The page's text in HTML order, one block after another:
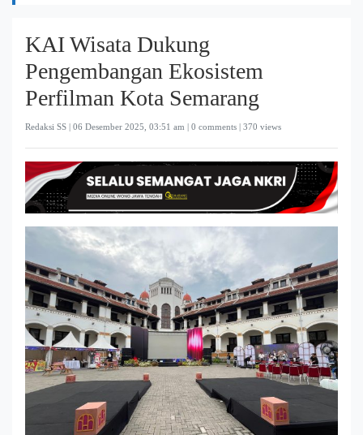
KAI Wisata Dukung
Pengembangan Ekosistem
Perfilman Kota Semarang
Redaksi SS | 06 Desember 2025, 03:51 am | 0 comments | 370 views